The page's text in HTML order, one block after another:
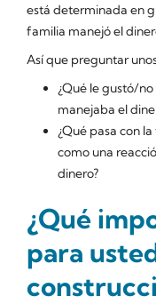
está determinada en
familia manejó el
Así que preguntar
¿Qué le gustó/
manejaba el
¿Qué pasa con
como una
dinero?
¿Qué
para